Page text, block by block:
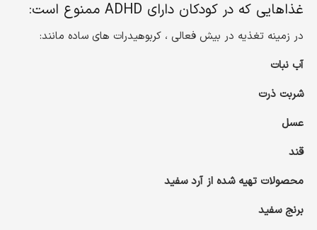
غذاهایی که در کودکان دارای ADHD ممنوع است:
در زمینه تغذیه در بیش فعالی ، کربوهیدرات های ساده مانند:
آب نبات
شربت ذرت
عسل
قند
محصولات تهیه شده از آرد سفید
برنج سفید